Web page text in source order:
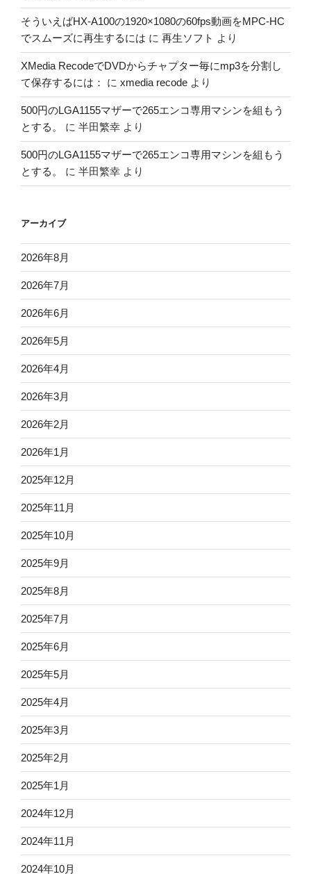
そういえばHX-A100の1920×1080の60fps動画をMPC-HC
でスムーズに再生するには に 再生ソフト より
XMedia RecodeでDVDからチャプター毎にmp3を分割し
て保存するには：
に xmedia recode より
500円のLGA1155マザーで265エンコ専用マシンを組もう
とする。
に 半田繁幸 より
500円のLGA1155マザーで265エンコ専用マシンを組もう
とする。
に 半田繁幸 より
アーカイブ
2026年8月
2026年7月
2026年6月
2026年5月
2026年4月
2026年3月
2026年2月
2026年1月
2025年12月
2025年11月
2025年10月
2025年9月
2025年8月
2025年7月
2025年6月
2025年5月
2025年4月
2025年3月
2025年2月
2025年1月
2024年12月
2024年11月
2024年10月